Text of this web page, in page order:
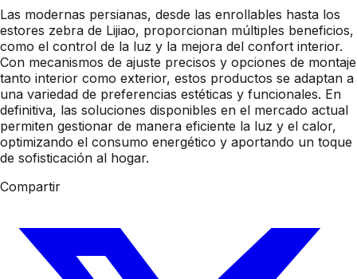
Las modernas persianas, desde las enrollables hasta los
estores zebra de Lijiao, proporcionan múltiples beneficios,
como el control de la luz y la mejora del confort interior.
Con mecanismos de ajuste precisos y opciones de montaje
tanto interior como exterior, estos productos se adaptan a
una variedad de preferencias estéticas y funcionales. En
definitiva, las soluciones disponibles en el mercado actual
permiten gestionar de manera eficiente la luz y el calor,
optimizando el consumo energético y aportando un toque
de sofisticación al hogar.
Compartir